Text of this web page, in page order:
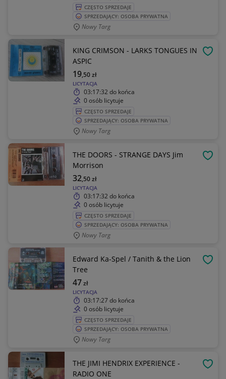
CZĘSTO SPRZEDAJE
SPRZEDAJĄCY: OSOBA PRYWATNA
Nowy Targ
KING CRIMSON - LARKS TONGUES IN
ASPIC
LICYTACJA
19,50zł
03:17:32 do końca
0 osób licytuje
CZĘSTO SPRZEDAJE
SPRZEDAJĄCY: OSOBA PRYWATNA
Nowy Targ
THE DOORS - STRANGE DAYS Jim
Morrison
LICYTACJA
32,50zł
03:17:32 do końca
0 osób licytuje
CZĘSTO SPRZEDAJE
SPRZEDAJĄCY: OSOBA PRYWATNA
Nowy Targ
Edward Ka-Spel / Tanith & the Lion
Tree
LICYTACJA
47zł
03:17:27do końca
0 osób licytuje
CZĘSTO SPRZEDAJE
SPRZEDAJĄCY: OSOBA PRYWATNA
Nowy Targ
THE JIMI HENDRIX EXPERIENCE -
RADIO ONE